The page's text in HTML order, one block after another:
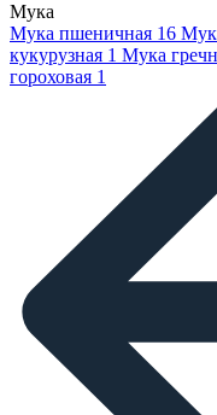
Мука
Мука пшеничная 16
кукурузная 1 Мука
гороховая 1